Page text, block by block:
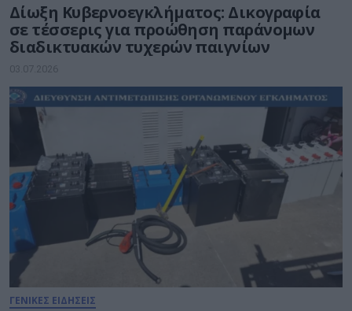
Δίωξη Κυβερνοεγκλήματος: Δικογραφία
σε τέσσερις για προώθηση παράνομων
διαδικτυακών τυχερών παιγνίων
03.07.2026
ΓΕΝΙΚΕΣ ΕΙΔΗΣΕΙΣ